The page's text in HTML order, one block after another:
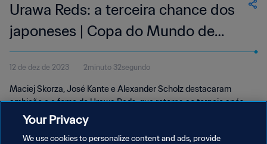
Urawa Reds: a terceira chance dos
japoneses | Copa do Mundo de
Clubes da FIFA Arábia Saudita
2023™
12 de dez de 2023 2minuto 32segundo
Maciej Skorza, José Kante e Alexander Scholz destacaram
ambição e a fome do Urawa Reds, que retorna ao torneio após
seis anos de ausência.
Your Privacy
We use cookies to personalize content and ads, provide